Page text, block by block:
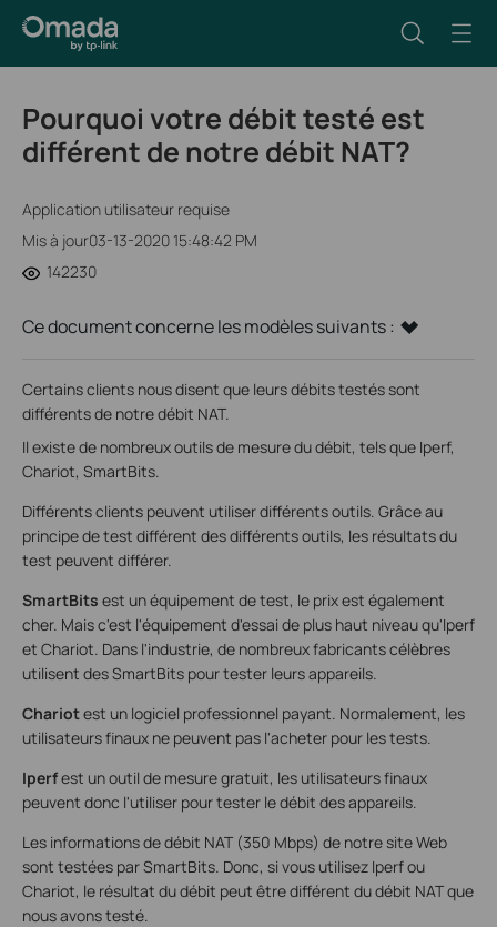
Pourquoi votre débit testé est
différent de notre débit NAT?
Application utilisateur requise
Mis à jour03-13-2020 15:48:42 PM
142230
Ce document concerne les modèles suivants :
Certains clients nous disent que leurs débits testés sont
différents de notre débit NAT.
Il existe de nombreux outils de mesure du débit, tels que Iperf,
Chariot, SmartBits.
Différents clients peuvent utiliser différents outils. Grâce au
principe de test différent des différents outils, les résultats du
test peuvent différer.
SmartBits est un équipement de test, le prix est également
cher. Mais c'est l'équipement d'essai de plus haut niveau qu'Iperf
et Chariot. Dans l'industrie, de nombreux fabricants célèbres
utilisent des SmartBits pour tester leurs appareils.
Chariotest un logiciel professionnel payant. Normalement, les
utilisateurs finaux ne peuvent pas l'acheter pour les tests.
Iperfest un outil de mesure gratuit, les utilisateurs finaux
peuvent donc l'utiliser pour tester le débit des appareils.
Les informations de débit NAT (350 Mbps) de notre site Web
sont testées par SmartBits. Donc, si vous utilisez Iperf ou
Chariot, le résultat du débit peut être différent du débit NAT que
nous avons testé.